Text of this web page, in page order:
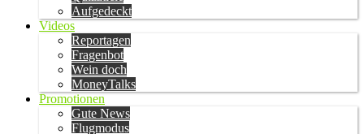
Aufgedeckt
Videos
Reportagen
Fragenbot
Wein doch
MoneyTalks
Promotionen
Gute News
Flugmodus